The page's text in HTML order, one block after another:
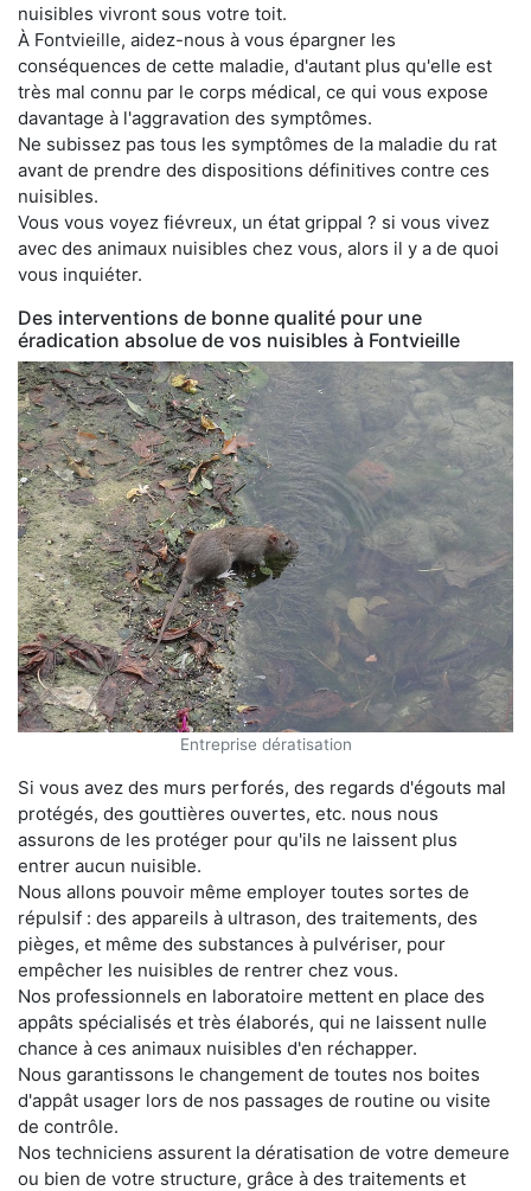
nuisibles vivront sous votre toit.
À Fontvieille, aidez-nous à vous épargner les
conséquences de cette maladie, d'autant plus qu'elle est
très mal connu par le corps médical, ce qui vous expose
davantage à l'aggravation des symptômes.
Ne subissez pas tous les symptômes de la maladie du rat
avant de prendre des dispositions définitives contre ces
nuisibles.
Vous vous voyez fiévreux, un état grippal ? si vous vivez
avec des animaux nuisibles chez vous, alors il y a de quoi
vous inquiéter.
Des interventions de bonne qualité pour une
éradication absolue de vos nuisibles à Fontvieille
Entreprise dératisation
Si vous avez des murs perforés, des regards d'égouts mal
protégés, des gouttières ouvertes, etc. nous nous
assurons de les protéger pour qu'ils ne laissent plus
entrer aucun nuisible.
Nous allons pouvoir même employer toutes sortes de
répulsif : des appareils à ultrason, des traitements, des
pièges, et même des substances à pulvériser, pour
empêcher les nuisibles de rentrer chez vous.
Nos professionnels en laboratoire mettent en place des
appâts spécialisés et très élaborés, qui ne laissent nulle
chance à ces animaux nuisibles d'en réchapper.
Nous garantissons le changement de toutes nos boites
d'appât usager lors de nos passages de routine ou visite
de contrôle.
Nos techniciens assurent la dératisation de votre demeure
ou bien de votre structure, grâce à des traitements et